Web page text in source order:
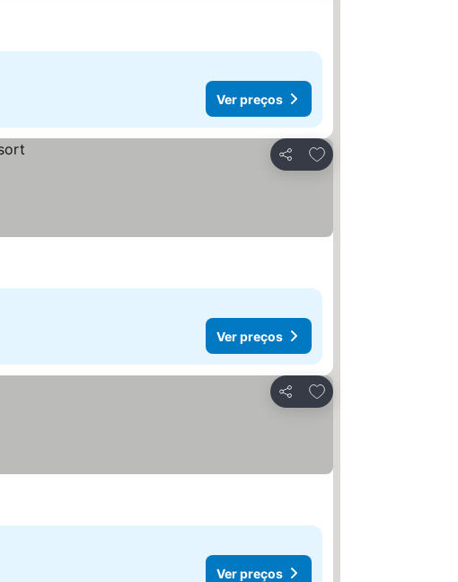
Ver preços
Partilhar
Adicionar aos favoritos
Ver preços
Partilhar
Adicionar aos favoritos
Ver preços